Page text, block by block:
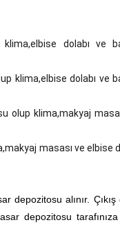
dolabı ve
klima,elbise dolabı ve
olup klima,makyaj
masası ve elbise
depozitosu alınır.
depozitosu